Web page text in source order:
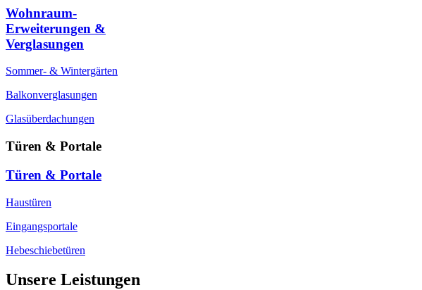
Wohnraum-
Erweiterungen &
Verglasungen
Sommer- & Wintergärten
Balkonverglasungen
Glasüberdachungen
Türen & Portale
Türen & Portale
Haustüren
Eingangsportale
Hebeschiebetüren
Unsere Leistungen